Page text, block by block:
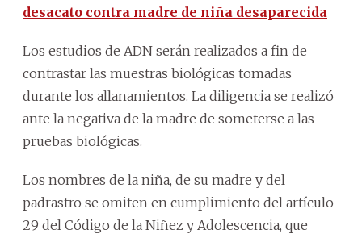
desacato contra madre de niña desaparecida
Los estudios de ADN serán realizados a fin de
contrastar las muestras biológicas tomadas
durante los allanamientos. La diligencia se realizó
ante la negativa de la madre de someterse a las
pruebas biológicas.
Los nombres de la niña, de su madre y del
padrastro se omiten en cumplimiento del artículo
29 del Código de la Niñez y Adolescencia, que